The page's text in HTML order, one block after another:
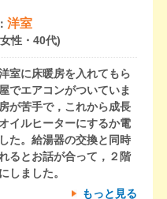
洋室
性・40代)
室に床暖房を入れてもら
でエアコンがついていま
が苦手で，これから成長
イルヒーターにするか電
た。給湯器の交換と同時
るとお話が合って，２階
しました。
もっと見る